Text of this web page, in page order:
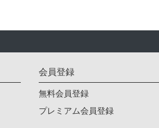
会員登録
無料会員登録
プレミアム会員登録